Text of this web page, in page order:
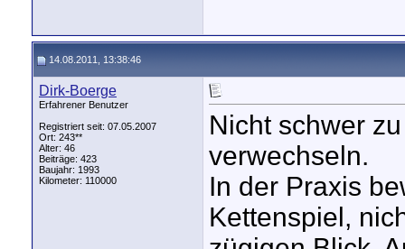
14.08.2011, 13:38:46
Dirk-Boerge
Erfahrener Benutzer
Registriert seit: 07.05.2007
Ort: 243**
Alter: 46
Beiträge: 423
Baujahr: 1993
Kilometer: 110000
Nicht schwer
verwechseln.
In der Praxis
Kettenspiel,